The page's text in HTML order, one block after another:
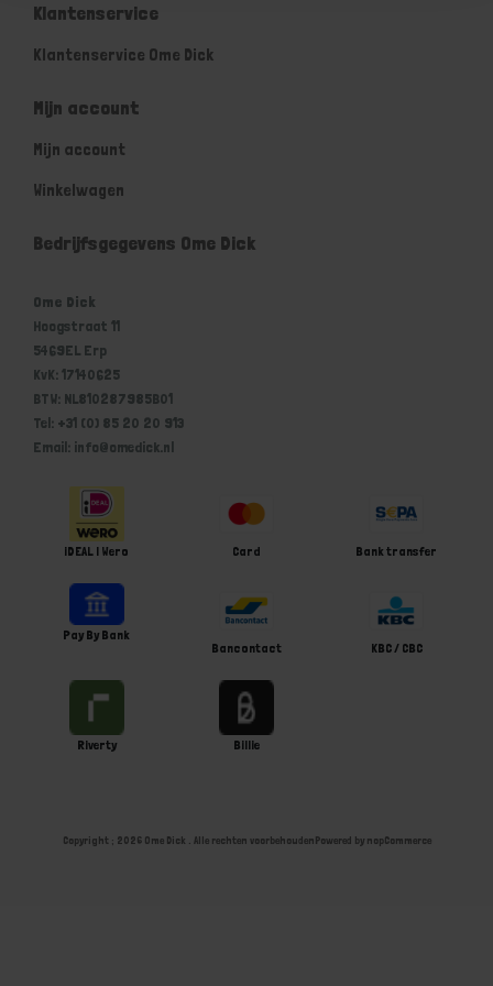
Klantenservice
Klantenservice Ome Dick
Mijn account
Mijn account
Winkelwagen
Bedrijfsgegevens Ome Dick
Ome Dick
Hoogstraat 11
5469EL Erp
KvK: 17140625
BTW: NL810287985B01
Tel: +31 (0) 85 20 20 913
Email: info@omedick.nl
iDEAL | Wero Card Bank transfer
Pay By Bank
Bancontact
KBC / CBC
Riverty Billie
Copyright ; 2026 Ome Dick . Alle rechten voorbehoudenPowered by nopCommerce